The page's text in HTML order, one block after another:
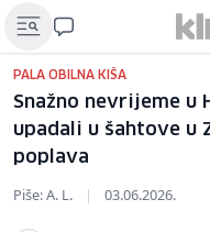
PALA OBILNA KIŠA
Snažno nevrijeme
upadali u šahtove u
poplava
Piše: A. L. | 03.06.2026.